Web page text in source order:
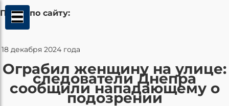
Поиск по сайту:
18 декабря 2024 года
Ограбил женщину на улице:
следователи Днепра
сообщили нападающему о
подозрении